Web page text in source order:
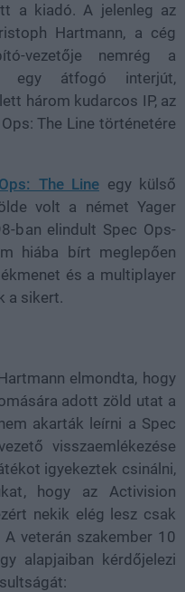
a kiadó. A jelenleg az
Hartmann, a cég
vezetője nemrég a
egy átfogó interjút,
három kudarcos IP, az
The Line történetére
The Line egy külső
volt a német Yager
ban elindult Spec Ops-
hiába bírt meglepően
és a multiplayer
a sikert.
elmondta, hogy
adott zöld utat a
akarták leírni a Spec
visszaemlékezése
igyekeztek csinálni,
hogy az Activision
nekik elég lesz csak
veterán szakember 10
alapjaiban kérdőjelezi